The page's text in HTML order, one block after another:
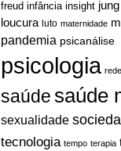
freud infância insight jung
loucura luto maternidade
pandemia psicanálise
psicologia
saúdesaúde
sexualidade
tecnologia tempo terapia